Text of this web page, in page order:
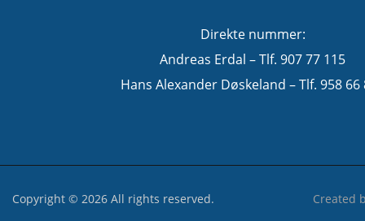
Direkte nummer:
Andreas Erdal – Tlf. 907 77 115
Hans Alexander Døskeland – Tlf. 958 66
Copyright © 2026 All rights reserved. Created